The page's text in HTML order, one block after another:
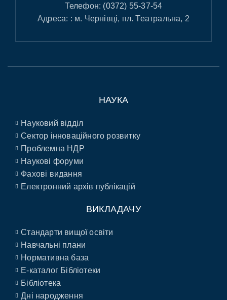
Телефон: (0372) 55-37-54
Адреса: : м. Чернівці, пл. Театральна, 2
НАУКА
Науковий відділ
Сектор інноваційного розвитку
Проблемна НДР
Наукові форуми
Фахові видання
Електронний архів публікацій
ВИКЛАДАЧУ
Стандарти вищої освіти
Навчальні плани
Нормативна база
E-каталог Бібліотеки
Бібліотека
Дні народження